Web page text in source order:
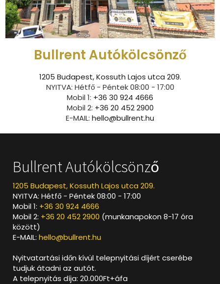
Bullrent Autókölcsönző
1205 Budapest, Kossuth Lajos utca 209.
NYITVA: Hétfő - Péntek 08:00 - 17:00
Mobil 1: +36 30 924 4666
Mobil 2: +36 20 452 2900
E-MAIL: hello@bullrent.hu
Bullrent Autókölcsönző
1205 Budapest, Kossuth Lajos utca 209.
NYITVA: Hétfő - Péntek 08:00 - 17:00
Mobil 1: +36 30 924 4666
Mobil 2: +36 20 452 2900 (munkanapokon 8-17 óra
között)
E-MAIL:hello@bullrent.hu
Nyitvatartási időn kívül telepnyitási díjért cserébe
tudjuk átadni az autót.
A telepnyitás díja: 20.000Ft+áfa